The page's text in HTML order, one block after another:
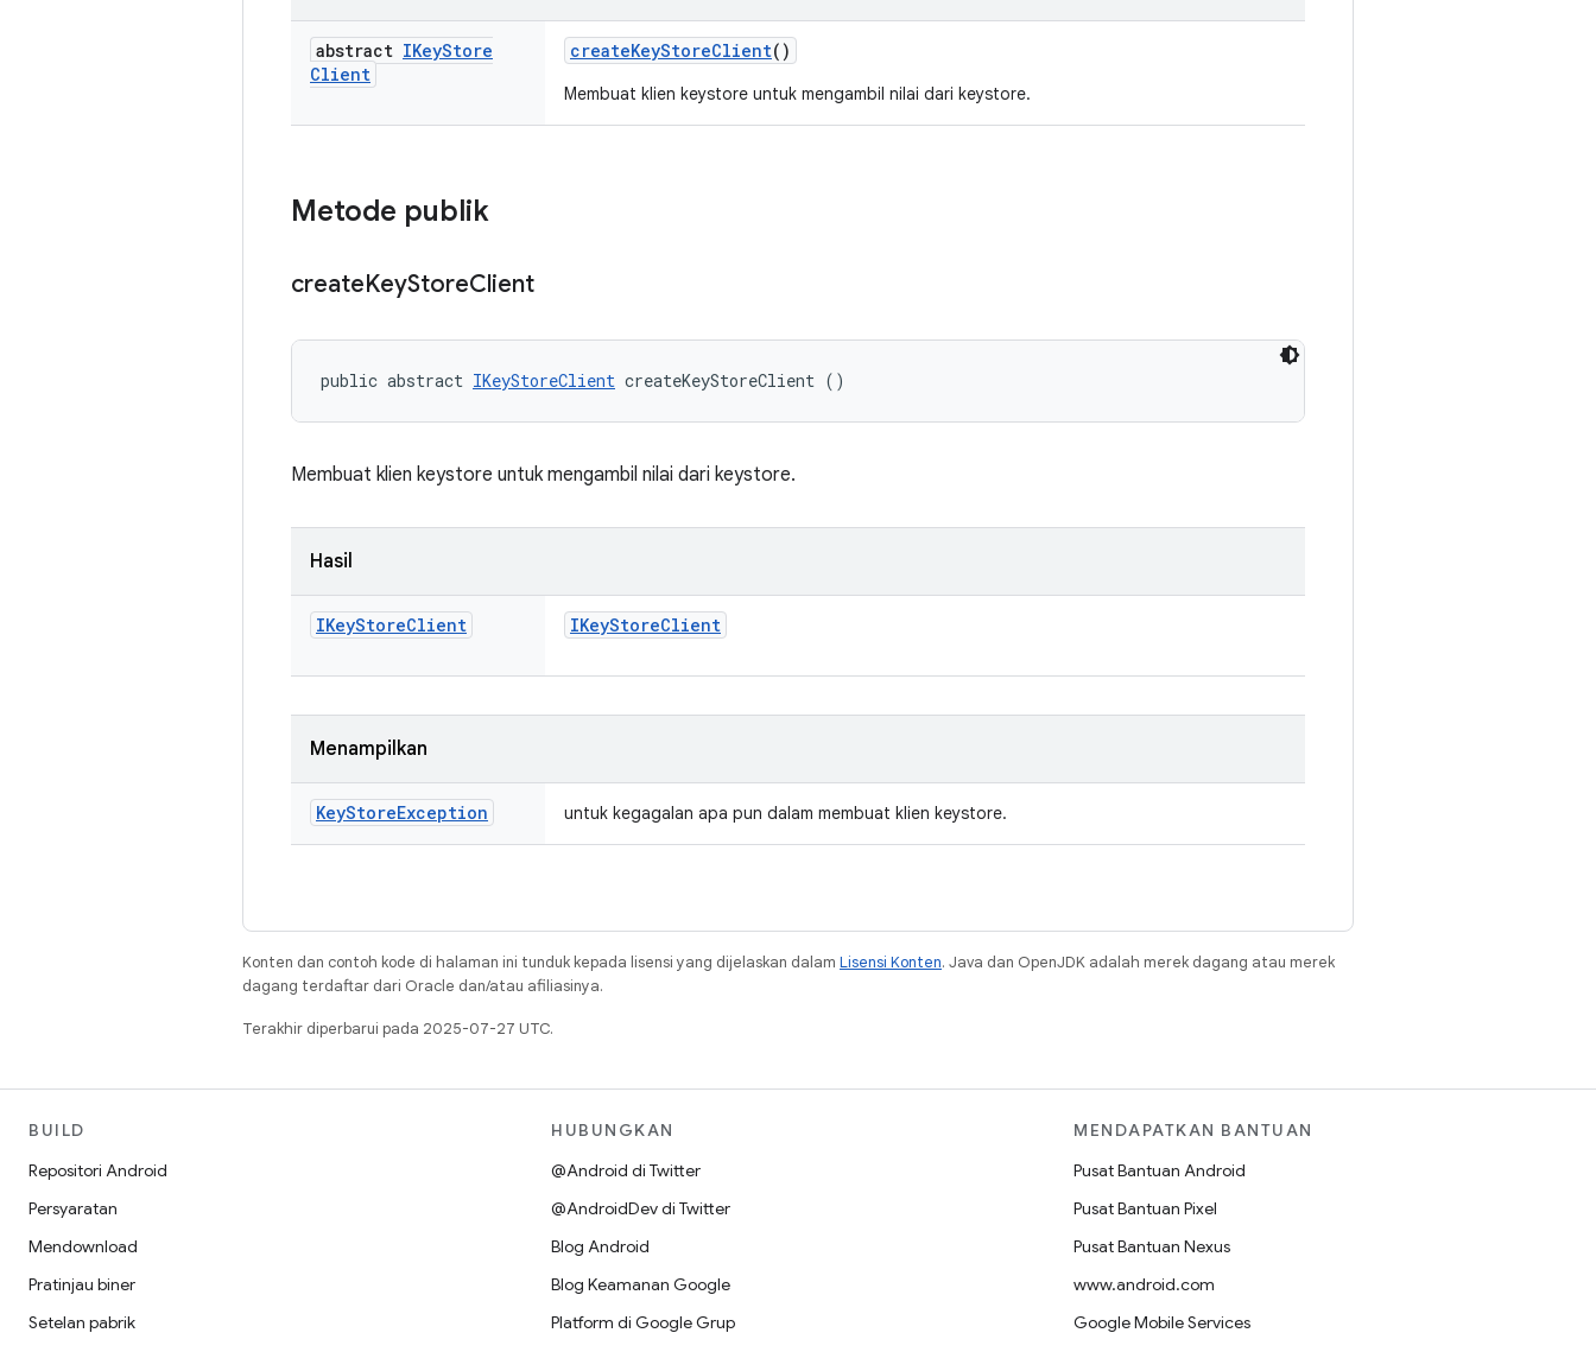
abstract IKeyStore
Client
createKeyStoreClient()
Membuat klien keystore untuk mengambil nilai dari keystore.
Metode publik
createKeyStoreClient
public abstract IKeyStoreClient createKeyStoreClient ()
Membuat klien keystore untuk mengambil nilai dari keystore.
Hasil
IKeyStoreClient IKeyStoreClient
Menampilkan
KeyStoreException untuk kegagalan apa pun dalam membuat klien keystore.
Konten dan contoh kode di halaman ini tunduk kepada lisensi yang dijelaskan dalam Lisensi Konten. Java dan OpenJDK adalah merek dagang atau merek
dagang terdaftar dari Oracle dan/atau afiliasinya.
Terakhir diperbarui pada 2025-07-27 UTC.
BUILD
Repositori Android
Persyaratan
Mendownload
Pratinjau biner
Setelan pabrik
HUBUNGKAN
@Android di Twitter
@AndroidDev di Twitter
Blog Android
Blog Keamanan Google
Platform di Google Grup
MENDAPATKAN BANTUAN
Pusat Bantuan Android
Pusat Bantuan Pixel
Pusat Bantuan Nexus
www.android.com
Google Mobile Services